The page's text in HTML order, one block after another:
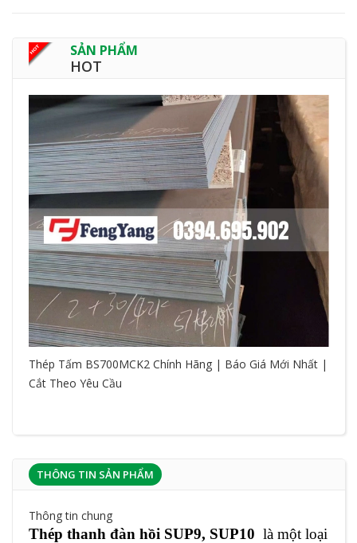
SẢN PHẨM
HOT
Thép Tấm BS700MCK2 Chính Hãng | Báo Giá Mới Nhất |
Cắt Theo Yêu Cầu
THÔNG TIN SẢN PHẨM
Thông tin chung
Thép thanh đàn hồi SUP9, SUP10 là một loại